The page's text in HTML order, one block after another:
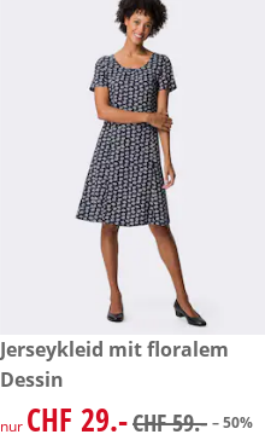
reduzierter Preis CHF 29.-,
-50%
Jerseykleid mit floralem
Dessin
reduzierter Preis CHF 29.-,
nur CHF 29.-CHF 59.- – 50%